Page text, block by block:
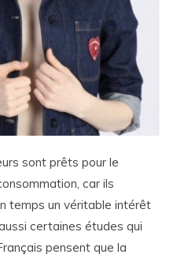
sont prêts pour le
car ils
temps un véritable intérêt
certaines études qui
pensent que la